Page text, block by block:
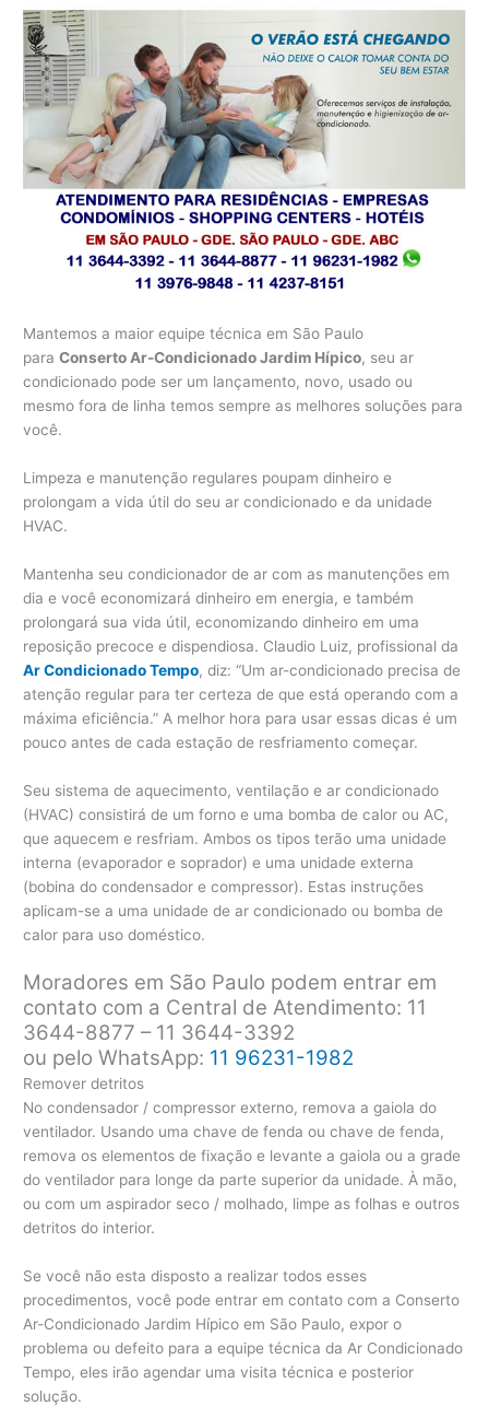
Mantemos a maior equipe técnica em São Paulo
paraConserto Ar-Condicionado Jardim Hípico, seu ar
condicionado pode ser um lançamento, novo, usado ou
mesmo fora de linha temos sempre as melhores soluções para
você.
Limpeza e manutenção regulares poupam dinheiro e
prolongam a vida útil do seu ar condicionado e da unidade
HVAC.
Mantenha seu condicionador de ar com as manutenções em
dia e você economizará dinheiro em energia, e também
prolongará sua vida útil, economizando dinheiro em uma
reposição precoce e dispendiosa. Claudio Luiz, profissional da
Ar Condicionado Tempo, diz: “Um ar-condicionado precisa de
atenção regular para ter certeza de que está operando com a
máxima eficiência.” A melhor hora para usar essas dicas é um
pouco antes de cada estação de resfriamento começar.
Seu sistema de aquecimento, ventilação e ar condicionado
(HVAC) consistirá de um forno e uma bomba de calor ou AC,
que aquecem e resfriam. Ambos os tipos terão uma unidade
interna (evaporador e soprador) e uma unidade externa
(bobina do condensador e compressor). Estas instruções
aplicam-se a uma unidade de ar condicionado ou bomba de
calor para uso doméstico.
Moradores em São Paulo podem entrar em
contato com a Central de Atendimento: 11
3644-8877 – 11 3644-3392
ou pelo WhatsApp: 11 96231-1982
Remover detritos
No condensador / compressor externo, remova a gaiola do
ventilador. Usando uma chave de fenda ou chave de fenda,
remova os elementos de fixação e levante a gaiola ou a grade
do ventilador para longe da parte superior da unidade. À mão,
ou com um aspirador seco / molhado, limpe as folhas e outros
detritos do interior.
Se você não esta disposto a realizar todos esses
procedimentos, você pode entrar em contato com a Conserto
Ar-Condicionado Jardim Hípico em São Paulo, expor o
problema ou defeito para a equipe técnica da Ar Condicionado
Tempo, eles irão agendar uma visita técnica e posterior
solução.